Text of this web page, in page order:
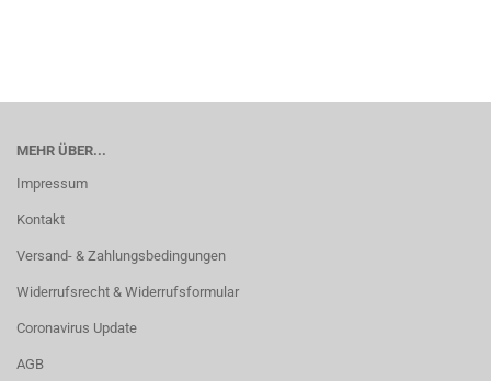
MEHR ÜBER...
Impressum
Kontakt
Versand- & Zahlungsbedingungen
Widerrufsrecht & Widerrufsformular
Coronavirus Update
AGB